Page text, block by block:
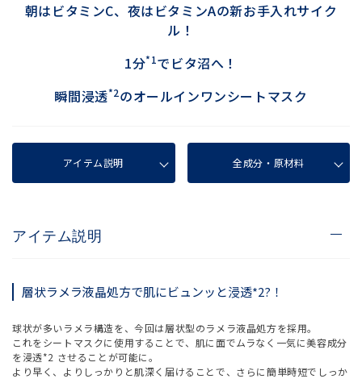
朝はビタミンC、夜はビタミンAの新お手入れサイク
ル！
1分*1でビタ沼へ！
瞬間浸透*2のオールインワンシートマスク
アイテム説明 全成分・原材料
アイテム説明
層状ラメラ液晶処方で肌にビュンッと浸透*2?！
球状が多いラメラ構造を、今回は層状型のラメラ液晶処方を採用。
これをシートマスクに使用することで、肌に面でムラなく一気に美容成分
を浸透*2 させることが可能に。
より早く、よりしっかりと肌深く届けることで、さらに簡単時短でしっか